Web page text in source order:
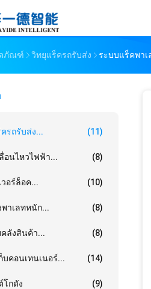
ภัณฑ์ วิทยุแร็ครถรับส่ง ระบบแร็คพา
รถรับส่ง... (11)
อนไหวไฟฟ้า... (8)
วอร์ล็อค... (10)
าเลทหนัก... (8)
ลังสินค้า... (8)
บคอนเทนเนอร์... (14)
กดัง (9)